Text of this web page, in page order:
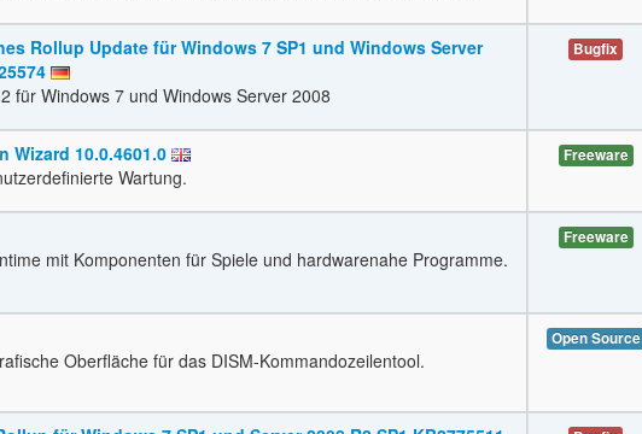
Rollup Update für Windows 7 SP1 und Windows Server
für Windows 7 und Windows Server 2008
Bugfix
Wizard 10.0.4601.0
Wartung.
Freeware
mit Komponenten für Spiele und hardwarenahe Programme.
Freeware
Oberfläche für das DISM-Kommandozeilentool.
Open Source